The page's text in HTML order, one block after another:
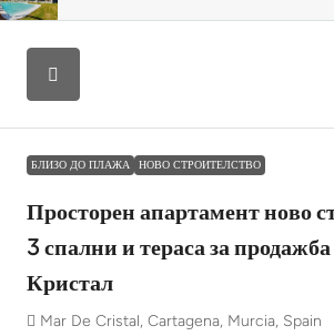
БЛИЗО ДО ПЛАЖА НОВО СТРОИТЕЛСТВО
Просторен апартамент ново
3 спални и тераса за
Кристал
Mar De Cristal, Cartagena, Murcia, Spain